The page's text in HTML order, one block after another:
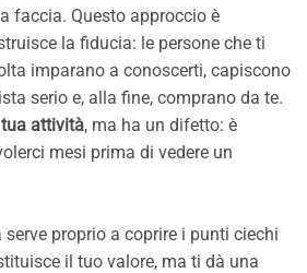
faccia. Questo approccio è
la fiducia: le persone che ti
imparano a conoscerti, capiscono
serio e, alla fine, comprano da te.
attività, ma ha un difetto: è
mesi prima di vedere un
proprio a coprire i punti ciechi
il tuo valore, ma ti dà una